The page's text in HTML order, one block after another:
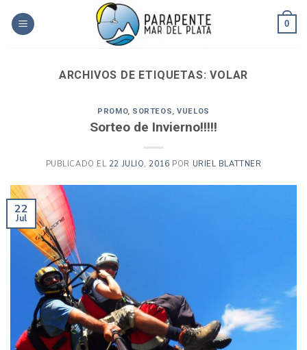
0
ARCHIVOS DE ETIQUETAS:VOLAR
PROMO, SORTEOS,VUELOS
Sorteo de Invierno!!!!!
PUBLICADO EL 22 JULIO, 2016 POR URIEL BLATTNER
22
Jul